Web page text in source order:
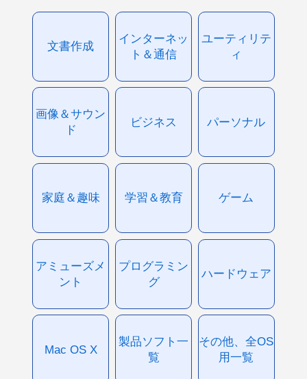
文書作成
インターネッ
ト＆通信
ユーティリテ
ィ
画像＆サウン
ド
ビジネス パーソナル
家庭＆趣味 学習＆教育 ゲーム
アミューズメ
ント
プログラミン
グ
ハードウェア
Mac OS X
製品ソフト一
覧
その他、全OS
用一覧